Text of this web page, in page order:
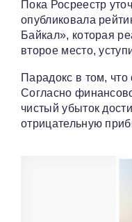
Пока Росреестр
опубликовала
Байкал», которая
второе место,
Парадокс в том,
Согласно
чистый убыток
отрицательную